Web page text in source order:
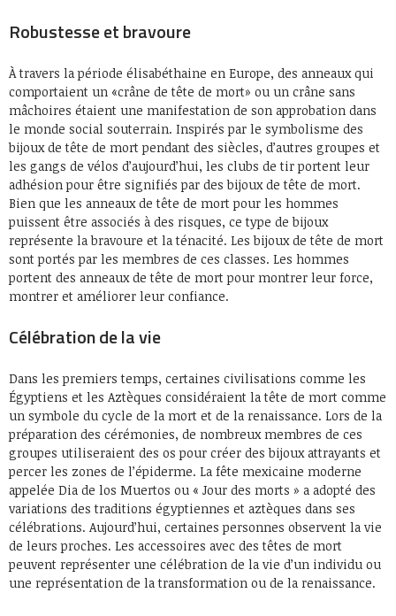
Robustesse et bravoure
À travers la période élisabéthaine en Europe, des anneaux qui
comportaient un «crâne de tête de mort» ou un crâne sans
mâchoires étaient une manifestation de son approbation dans
le monde social souterrain. Inspirés par le symbolisme des
bijoux de tête de mort pendant des siècles, d’autres groupes et
les gangs de vélos d’aujourd’hui, les clubs de tir portent leur
adhésion pour être signifiés par des bijoux de tête de mort.
Bien que les anneaux de tête de mort pour les hommes
puissent être associés à des risques, ce type de bijoux
représente la bravoure et la ténacité. Les bijoux de tête de mort
sont portés par les membres de ces classes. Les hommes
portent des anneaux de tête de mort pour montrer leur force,
montrer et améliorer leur confiance.
Célébration de la vie
Dans les premiers temps, certaines civilisations comme les
Égyptiens et les Aztèques considéraient la tête de mort comme
un symbole du cycle de la mort et de la renaissance. Lors de la
préparation des cérémonies, de nombreux membres de ces
groupes utiliseraient des os pour créer des bijoux attrayants et
percer les zones de l’épiderme. La fête mexicaine moderne
appelée Dia de los Muertos ou « Jour des morts » a adopté des
variations des traditions égyptiennes et aztèques dans ses
célébrations. Aujourd’hui, certaines personnes observent la vie
de leurs proches. Les accessoires avec des têtes de mort
peuvent représenter une célébration de la vie d’un individu ou
une représentation de la transformation ou de la renaissance.